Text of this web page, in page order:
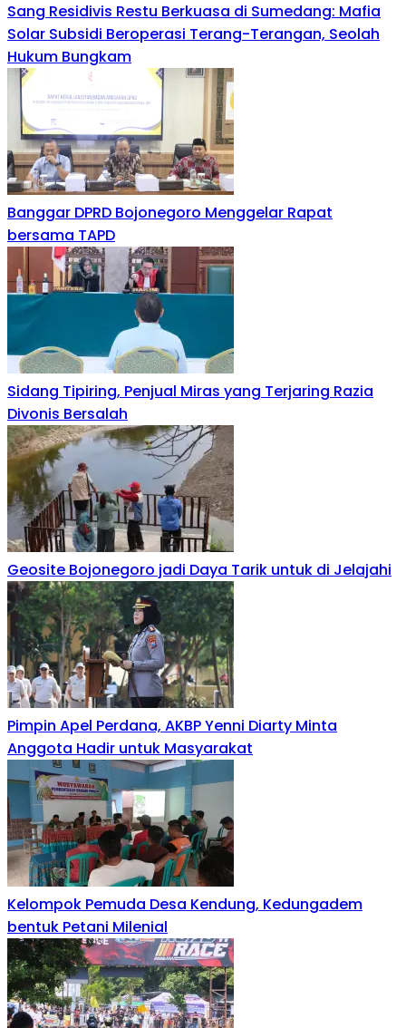
Sang Residivis Restu Berkuasa di Sumedang: Mafia
Solar Subsidi Beroperasi Terang-Terangan, Seolah
Hukum Bungkam
Banggar DPRD Bojonegoro Menggelar Rapat
bersama TAPD
Sidang Tipiring, Penjual Miras yang Terjaring Razia
Divonis Bersalah
Geosite Bojonegoro jadi Daya Tarik untuk di Jelajahi
Pimpin Apel Perdana, AKBP Yenni Diarty Minta
Anggota Hadir untuk Masyarakat
Kelompok Pemuda Desa Kendung, Kedungadem
bentuk Petani Milenial